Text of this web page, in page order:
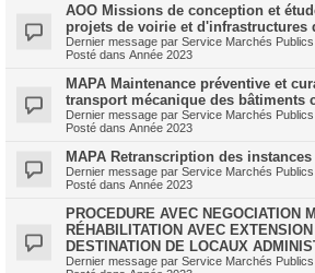
AOO Missions de conception et
projets de voirie et
Dernier message par Service Marchés Publics
Posté dans Année 2023
MAPA Maintenance préventive et
transport mécanique des bâtiments
Dernier message par Service Marchés Publics
Posté dans Année 2023
MAPA Retranscription des instances
Dernier message par Service Marchés Publics
Posté dans Année 2023
PROCEDURE AVEC NEGOCIATION
RÉHABILITATION AVEC
DESTINATION DE LOCAUX
Dernier message par Service Marchés Publics